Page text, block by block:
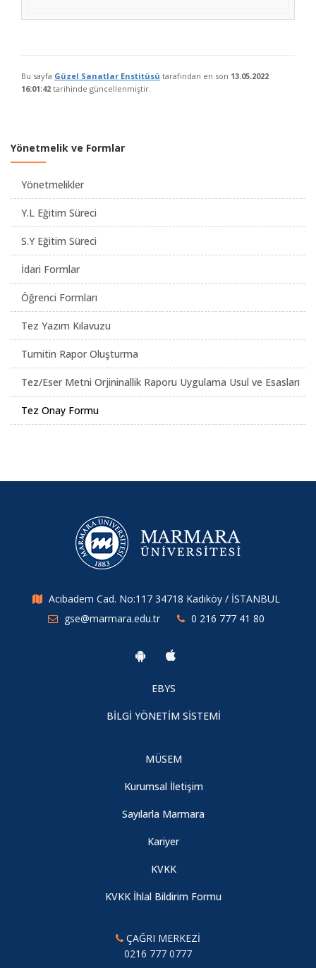
Bu sayfa Güzel Sanatlar Enstitüsü tarafından en son 13.05.2022
16:01:42 tarihinde güncellenmiştir.
Yönetmelik ve Formlar
Yönetmelikler
Y.L Eğitim Süreci
S.Y Eğitim Süreci
İdari Formlar
Öğrenci Formları
Tez Yazım Kılavuzu
Turnitin Rapor Oluşturma
Tez/Eser Metni Orjininallik Raporu Uygulama Usul ve Esasları
Tez Onay Formu
Acıbadem Cad. No:117 34718 Kadıköy / İSTANBUL
gse@marmara.edu.tr
0 216 777 41 80
EBYS
BİLGİ YÖNETİM SİSTEMİ
MÜSEM
Kurumsal İletişim
Sayılarla Marmara
Kariyer
KVKK
KVKK İhlal Bildirim Formu
ÇAĞRI MERKEZİ
0216 777 0777